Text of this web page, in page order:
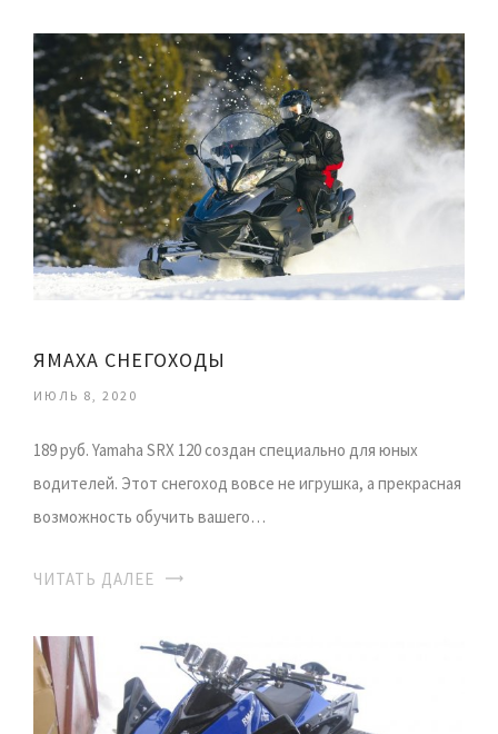
ЯМАХА СНЕГОХОДЫ
ИЮЛЬ 8, 2020
189 руб. Yamaha SRX 120 создан специально для юных
водителей. Этот снегоход вовсе не игрушка, а прекрасная
возможность обучить вашего…
ЧИТАТЬ ДАЛЕЕ